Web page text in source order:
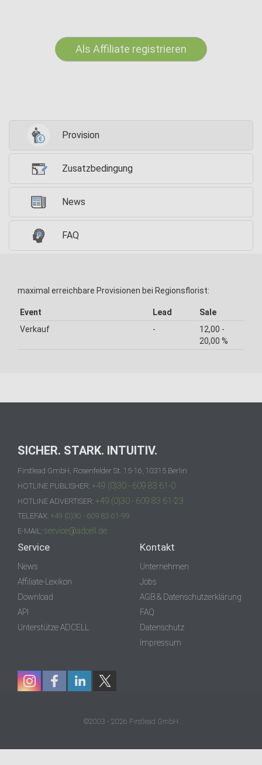
Als Affiliate registrieren
Provision
Zusatzbedingung
News
FAQ
maximal erreichbare Provisionen bei Regionsflorist:
Event Lead
Sale
Verkauf
-
12,00 -
20,00 %
SICHER. STARK. INTUITIV.
Firstlead GmbH, Rosenfelder St. 15-16, 10315 Berlin
HOTLINE PUBLISHER: +49 (0)30 - 609 83 61-0
HOTLINE ADVERTISER: +49 (0)30 - 609 83 61-23
TELEFAX: +49 (0)30 - 609 83 61-99
E-MAIL: service@adcell.de
Service
News
Affiliate-Lexikon
Download
API
Unterstütze ADCELL
Kontakt
Unternehmen
Jobs
AGB & Datenschutzerklärung
FAQ
Datenschutz
Impressum
©2003 - 2026 Firstlead GmbH